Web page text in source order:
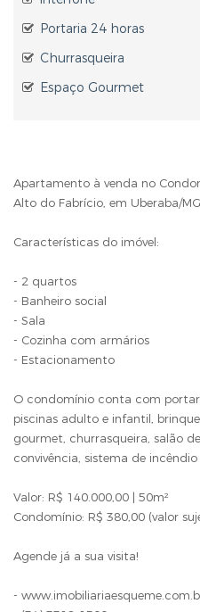
Portaria 24 horas
Churrasqueira
Espaço Gourmet
Apartamento à venda no
Alto do Fabrício, em Uberaba/
Características do imóvel:
- 2 quartos
- Banheiro social
- Sala
- Cozinha com armários
- Estacionamento
O condomínio conta com
piscinas adulto e infantil,
gourmet, churrasqueira, salão
convivência, sistema de
Valor: R$ 140.000,00 | 50m²
Condomínio: R$ 380,00 (valor
Agende já a sua visita!
-